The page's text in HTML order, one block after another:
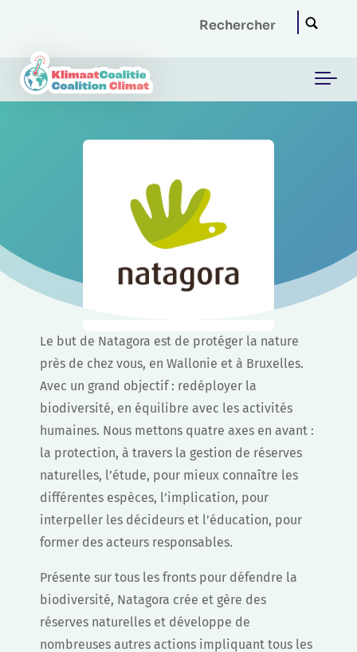
Le but de Natagora est de protéger la nature
près de chez vous, en Wallonie et à Bruxelles.
Avec un grand objectif : redéployer la
biodiversité, en équilibre avec les activités
humaines. Nous mettons quatre axes en avant :
la protection, à travers la gestion de réserves
naturelles, l’étude, pour mieux connaître les
différentes espèces, l’implication, pour
interpeller les décideurs et l’éducation, pour
former des acteurs responsables.
Présente sur tous les fronts pour défendre la
biodiversité, Natagora crée et gère des
réserves naturelles et développe de
nombreuses autres actions impliquant tous les